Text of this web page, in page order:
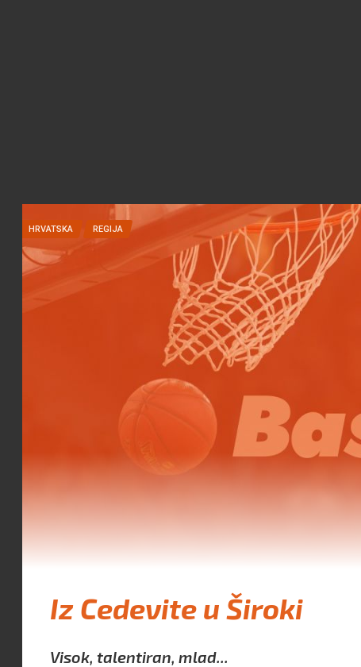
HRVATSKA REGIJA
Iz Cedevite u Široki
Visok, talentiran, mlad...